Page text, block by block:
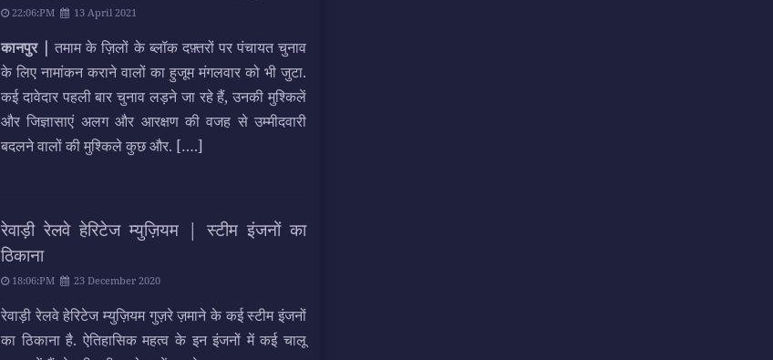
22:06:PM 13 April 2021
कानपुर | तमाम के ज़िलों के ब्लॉक दफ़्तरों पर पंचायत चुनाव
के लिए नामांकन कराने वालों का हुजूम मंगलवार को भी जुटा.
कई दावेदार पहली बार चुनाव लड़ने जा रहे हैं, उनकी मुश्किलें
और जिज्ञासाएं अलग और आरक्षण की वजह से उम्मीदवारी
बदलने वालों की मुश्किले कुछ और. [….]
रेवाड़ी रेलवे हेरिटेज म्युज़ियम | स्टीम इंजनों का
ठिकाना
18:06:PM 23 December 2020
रेवाड़ी रेलवे हेरिटेज म्युज़ियम गुज़रे ज़माने के कई स्टीम इंजनों
का ठिकाना है. ऐतिहासिक महत्व के इन इंजनों में कई चालू